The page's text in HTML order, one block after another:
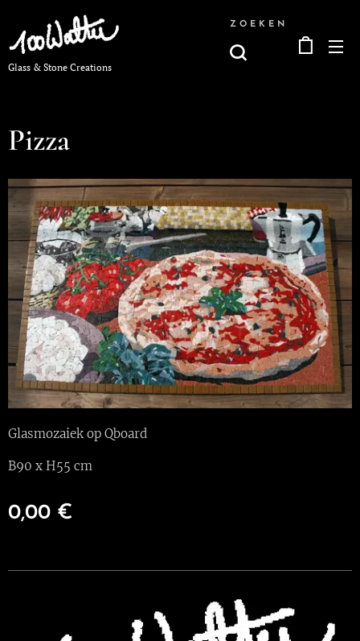
Glass & Stone Creations
ZOEKEN
Pizza
Glasmozaiek op Qboard
B90 x H55 cm
0,00 €